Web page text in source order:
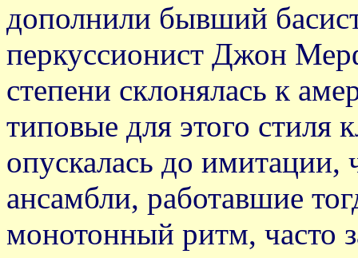
дополнили бывший
перкуссионист Джон
степени склонялась к
типовые для этого стиля
опускалась до
ансамбли, работавшие
монотонный ритм, часто